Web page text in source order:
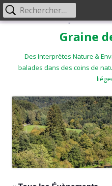
contenu
Graine
Des Interprètes Nature &
balades dans des coins de
Menu